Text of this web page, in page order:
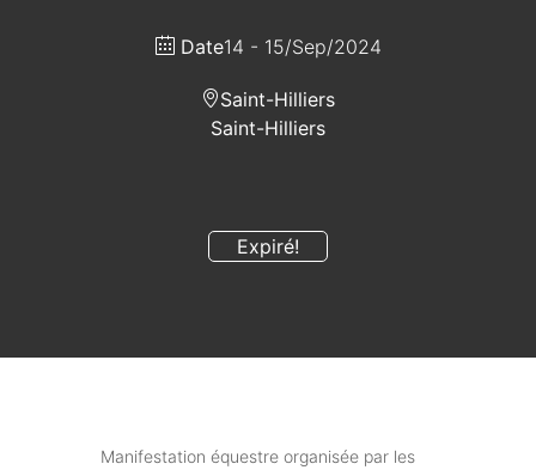
Date14 - 15/Sep/2024
Expiré!
Saint-Hilliers
Saint-Hilliers
Manifestation équestre organisée par les